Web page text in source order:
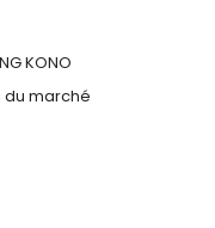
KONO
du marché